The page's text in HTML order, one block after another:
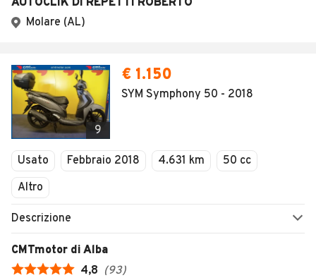
AUTOCLIK DI REPETTI ROBERTO
Molare (AL)
9
€ 1.150
SYM Symphony 50 - 2018
Usato Febbraio 2018 4.631 km
50 cc
Altro
Descrizione
CMTmotor di Alba
4,8 (93)